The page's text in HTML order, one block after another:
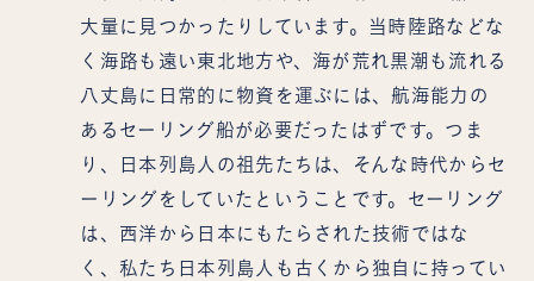
大量に見つかったりしています。当時陸路などな
く海路も遠い東北地方や、海が荒れ黒潮も流れる
八丈島に日常的に物資を運ぶには、航海能力の
あるセーリング船が必要だったはずです。つま
り、日本列島人の祖先たちは、そんな時代からセ
ーリングをしていたということです。セーリング
は、西洋から日本にもたらされた技術ではな
く、私たち日本列島人も古くから独自に持ってい